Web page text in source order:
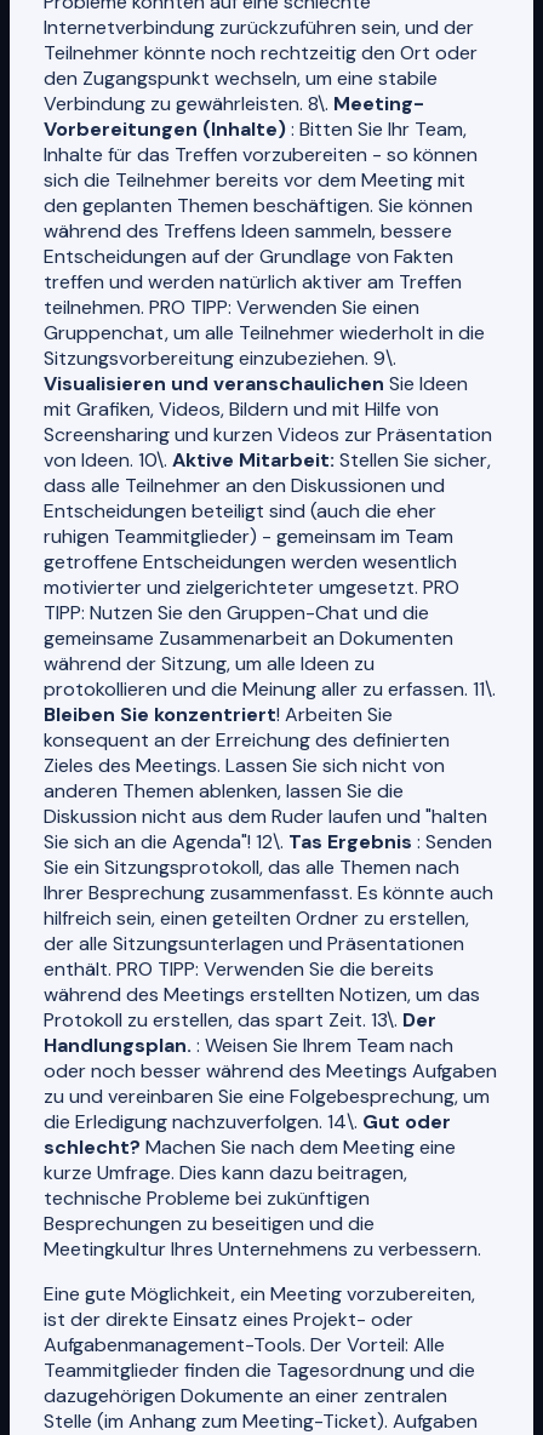
Internetverbindung zurückzuführen sein, und der
Teilnehmer könnte noch rechtzeitig den Ort oder
den Zugangspunkt wechseln, um eine stabile
Verbindung zu gewährleisten. 8\. Meeting-
Vorbereitungen (Inhalte): Bitten Sie Ihr Team,
Inhalte für das Treffen vorzubereiten - so können
sich die Teilnehmer bereits vor dem Meeting mit
den geplanten Themen beschäftigen. Sie können
während des Treffens Ideen sammeln, bessere
Entscheidungen auf der Grundlage von Fakten
treffen und werden natürlich aktiver am Treffen
teilnehmen. PRO TIPP: Verwenden Sie einen
Gruppenchat, um alle Teilnehmer wiederholt in die
Sitzungsvorbereitung einzubeziehen. 9\.
Visualisieren und veranschaulichen Sie Ideen
mit Grafiken, Videos, Bildern und mit Hilfe von
Screensharing und kurzen Videos zur Präsentation
von Ideen. 10\. Aktive Mitarbeit: Stellen Sie sicher,
dass alle Teilnehmer an den Diskussionen und
Entscheidungen beteiligt sind (auch die eher
ruhigen Teammitglieder) - gemeinsam im Team
getroffene Entscheidungen werden wesentlich
motivierter und zielgerichteter umgesetzt. PRO
TIPP: Nutzen Sie den Gruppen-Chat und die
gemeinsame Zusammenarbeit an Dokumenten
während der Sitzung, um alle Ideen zu
protokollieren und die Meinung aller zu erfassen. 11\.
Bleiben Sie konzentriert! Arbeiten Sie
konsequent an der Erreichung des definierten
Zieles des Meetings. Lassen Sie sich nicht von
anderen Themen ablenken, lassen Sie die
Diskussion nicht aus dem Ruder laufen und "halten
Sie sich an die Agenda"! 12\. Tas Ergebnis : Senden
Sie ein Sitzungsprotokoll, das alle Themen nach
Ihrer Besprechung zusammenfasst. Es könnte auch
hilfreich sein, einen geteilten Ordner zu erstellen,
der alle Sitzungsunterlagen und Präsentationen
enthält. PRO TIPP: Verwenden Sie die bereits
während des Meetings erstellten Notizen, um das
Protokoll zu erstellen, das spart Zeit. 13\. Der
Handlungsplan. : Weisen Sie Ihrem Team nach
oder noch besser während des Meetings Aufgaben
zu und vereinbaren Sie eine Folgebesprechung, um
die Erledigung nachzuverfolgen. 14\. Gut oder
schlecht? Machen Sie nach dem Meeting eine
kurze Umfrage. Dies kann dazu beitragen,
technische Probleme bei zukünftigen
Besprechungen zu beseitigen und die
Meetingkultur Ihres Unternehmens zu verbessern.
Eine gute Möglichkeit, ein Meeting vorzubereiten,
ist der direkte Einsatz eines Projekt- oder
Aufgabenmanagement-Tools. Der Vorteil: Alle
Teammitglieder finden die Tagesordnung und die
dazugehörigen Dokumente an einer zentralen
Stelle (im Anhang zum Meeting-Ticket). Aufgaben